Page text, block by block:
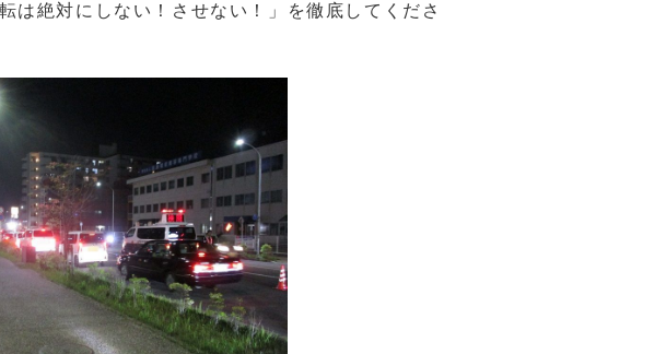
絶対にしない！させない！」を徹底してくださ